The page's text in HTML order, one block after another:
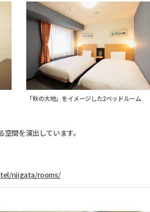
「秋の大地」をイメージした2ベッドルーム
間を演出しています。
niigata/rooms/